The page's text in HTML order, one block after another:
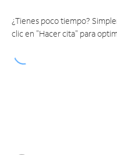
¿Tienes poco tiempo?
clic en "Hacer cita" para